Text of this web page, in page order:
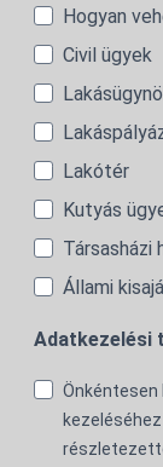
Hogyan
Civil ügyek
Lakótér
Kutyás
Társasházi
Állami
Adatkezelési
Önkéntesen